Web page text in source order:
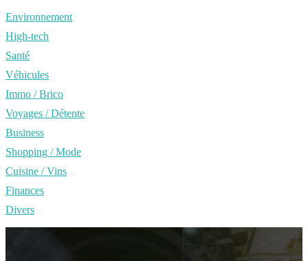
Environnement
High-tech
Santé
Véhicules
Immo / Brico
Voyages / Détente
Business
Shopping / Mode
Cuisine / Vins
Finances
Divers